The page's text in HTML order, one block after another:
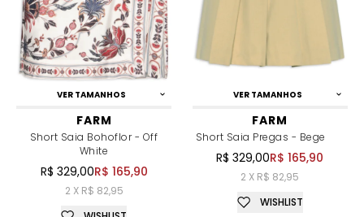
VER TAMANHOS
FARM
Short Saia Bohoflor - Off
White
R$ 329,00R$ 165,90
2 X R$ 82,95
VER TAMANHOS
FARM
Short Saia Pregas - Bege
R$ 329,00R$ 165,90
2 X R$ 82,95
WISHLIST